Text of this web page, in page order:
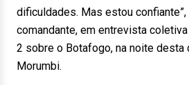
dificuldades. Mas estou confiante”,
comandante, em entrevista
2 sobre o Botafogo, na noite desta
Morumbi.